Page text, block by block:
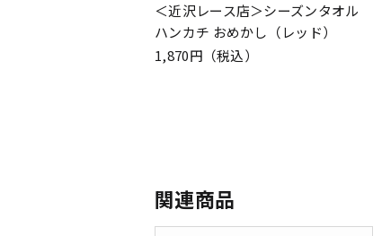
＜近沢レース店＞シーズンタオル
ハンカチ おめかし（レッド）
1,870円（税込）
関連商品